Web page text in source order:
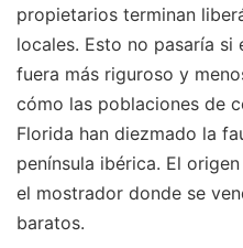
propietarios terminan
locales. Esto no pasaría
fuera más riguroso y
cómo las poblaciones de
Florida han diezmado la
península ibérica. El
el mostrador donde se
baratos.